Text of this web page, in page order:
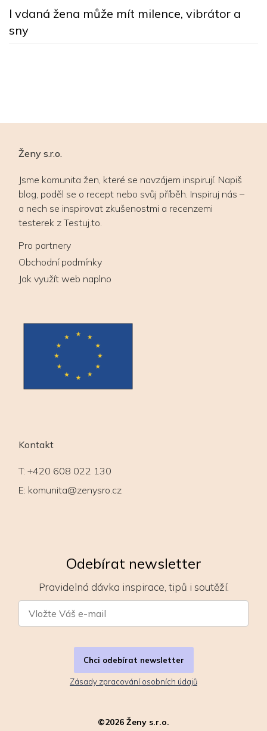
I vdaná žena může mít milence, vibrátor a
sny
Ženy s.r.o.
Jsme komunita žen, které se navzájem inspirují. Napiš
blog, poděl se o recept nebo svůj příběh. Inspiruj nás –
a nech se inspirovat zkušenostmi a recenzemi
testerek z Testuj.to.
Pro partnery
Obchodní podmínky
Jak využít web naplno
Kontakt
T: +420 608 022 130
E: komunita@zenysro.cz
Odebírat newsletter
Pravidelná dávka inspirace, tipů i soutěží.
Chci odebírat newsletter
Zásady zpracování osobních údajů
©2026 Ženy s.r.o.